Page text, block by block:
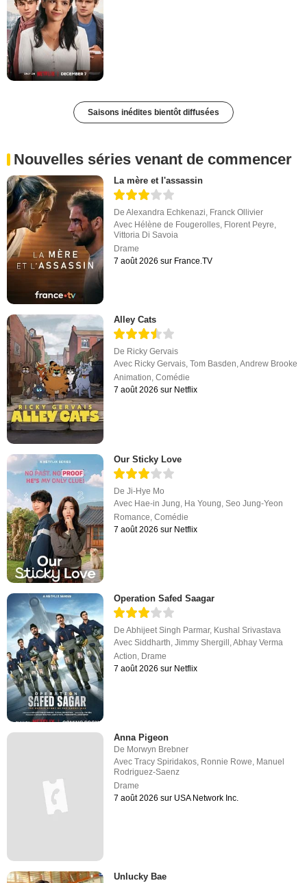
Saisons inédites bientôt diffusées
Nouvelles séries venant de commencer
La mère et l'assassin
DeAlexandra Echkenazi, Franck Ollivier
Avec Hélène de Fougerolles, Florent Peyre,
Vittoria Di Savoia
Drame
7 août 2026 sur France.TV
Alley Cats
De Ricky Gervais
Avec Ricky Gervais,Tom Basden,Andrew Brooke
Animation,Comédie
7 août 2026 sur Netflix
Our Sticky Love
DeJi-Hye Mo
Avec Hae-in Jung Ha Young ,Seo Jung-Yeon
Romance ,Comédie
7 août 2026 sur Netflix
Operation Safed Saagar
DeAbhijeet Singh Parmar, Kushal Srivastava
AvecSiddharth,Jimmy Shergill,Abhay Verma
Action, Drame
7 août 2026 sur Netflix
Anna Pigeon
De Morwyn Brebner
AvecTracy Spiridakos, Ronnie Rowe, Manuel
Rodriguez-Saenz
Drame
7 août 2026 sur USA Network Inc.
Unlucky Bae